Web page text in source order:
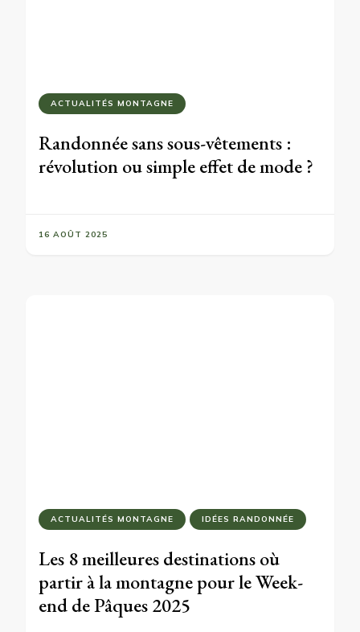
ACTUALITÉS MONTAGNE
Randonnée sans sous-vêtements :
révolution ou simple effet de mode ?
16 AOÛT 2025
ACTUALITÉS MONTAGNE IDÉES RANDONNÉE
Les 8 meilleures destinations où
partir à la montagne pour le Week-
end de Pâques 2025